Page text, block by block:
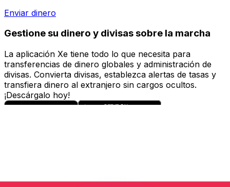
Enviar dinero
Gestione su dinero y divisas sobre la marcha
La aplicación Xe tiene todo lo que necesita para
transferencias de dinero globales y administración de
divisas. Convierta divisas, establezca alertas de tasas y
transfiera dinero al extranjero sin cargos ocultos.
¡Descárgalo hoy!